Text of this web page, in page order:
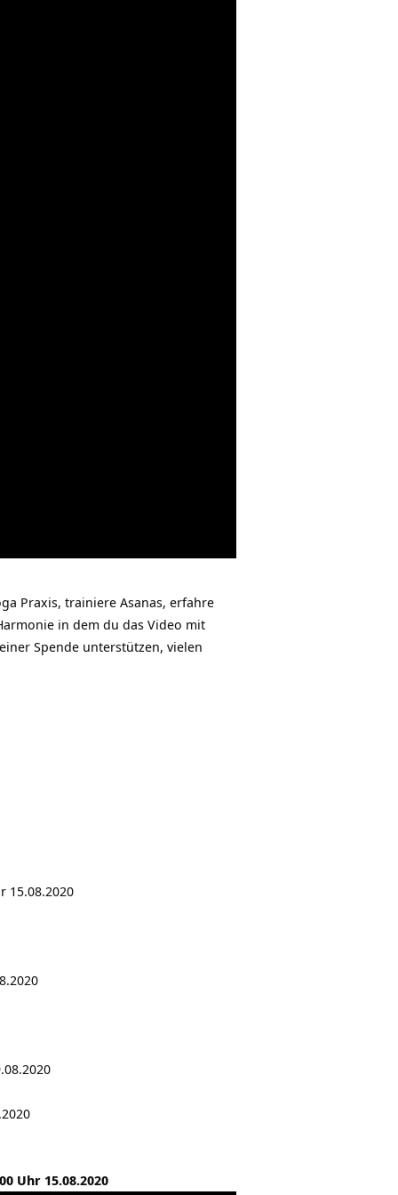
Praxis, trainiere Asanas, erfahre
in dem du das Video mit
Spende unterstützen, vielen
15.08.2020
Uhr 15.08.2020